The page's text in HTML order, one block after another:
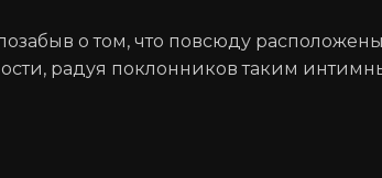
о том, что повсюду
радуя поклонников таким